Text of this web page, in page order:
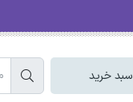
سبد خرید